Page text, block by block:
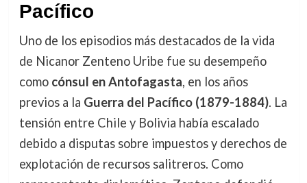
Pacífico
Uno de los episodios más destacados de la vida
de Nicanor Zenteno Uribe fue su desempeño
como cónsul en Antofagasta, en los años
previos a la Guerra del Pacífico (1879-1884). La
tensión entre Chile y Bolivia había escalado
debido a disputas sobre impuestos y derechos de
explotación de recursos salitreros. Como